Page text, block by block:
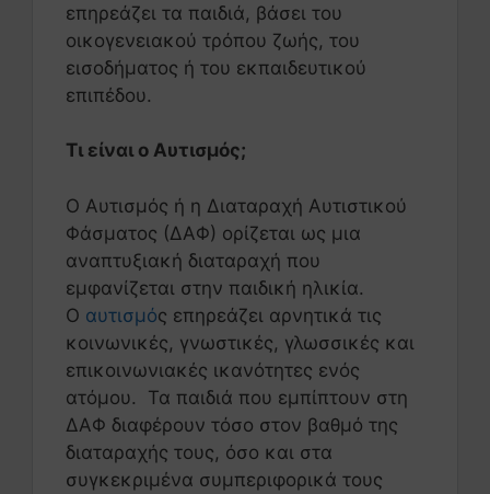
επηρεάζει τα παιδιά, βάσει του
οικογενειακού τρόπου ζωής, του
εισοδήματος ή του εκπαιδευτικού
επιπέδου.
Τι είναι ο Αυτισμός;
Ο Αυτισμός ή η Διαταραχή Αυτιστικού
Φάσματος (ΔΑΦ) ορίζεται ως μια
αναπτυξιακή διαταραχή που
εμφανίζεται στην παιδική ηλικία.
Ο αυτισμός επηρεάζει αρνητικά τις
κοινωνικές, γνωστικές, γλωσσικές και
επικοινωνιακές ικανότητες ενός
ατόμου. Τα παιδιά που εμπίπτουν στη
ΔΑΦ διαφέρουν τόσο στον βαθμό της
διαταραχής τους, όσο και στα
συγκεκριμένα συμπεριφορικά τους